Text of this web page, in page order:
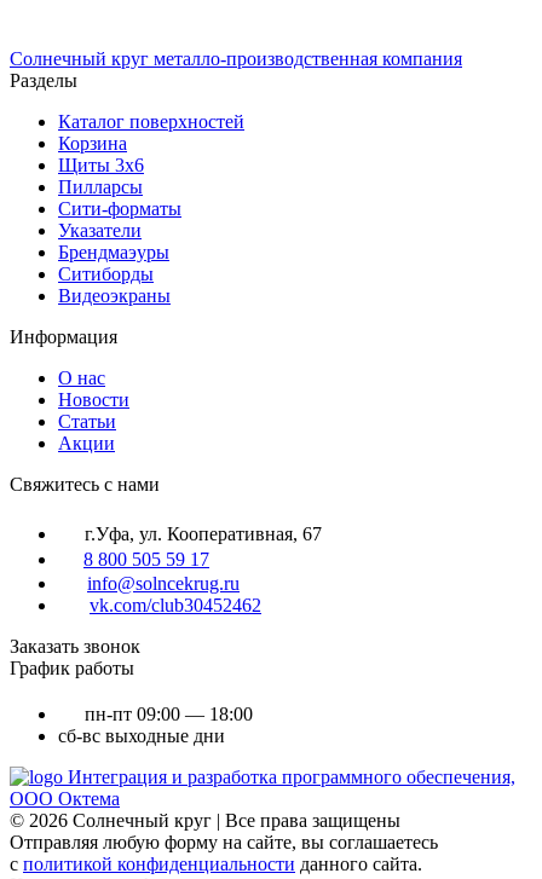
Солнечный круг металло-производственная компания
Разделы
Каталог поверхностей
Корзина
Щиты 3х6
Пилларсы
Сити-форматы
Указатели
Брендмаэуры
Ситиборды
Видеоэкраны
Информация
О нас
Новости
Статьи
Акции
Cвяжитесь с нами
г.Уфа, ул. Кооперативная, 67
8 800 505 59 17
info@solncekrug.ru
vk.com/club30452462
Заказать звонок
График работы
пн-пт 09:00 — 18:00
сб-вс выходные дни
Интеграция и разработка программного обеспечения,
ООО Октема
© 2026 Солнечный круг | Все права защищены
Отправляя любую форму на сайте, вы соглашаетесь
с политикой конфиденциальности данного сайта.